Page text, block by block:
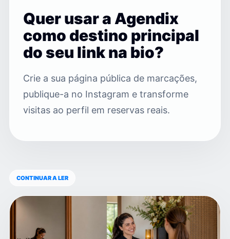
Quer usar a Agendix
como destino principal
do seu link na bio?
Crie a sua página pública de marcações,
publique-a no Instagram e transforme
visitas ao perfil em reservas reais.
CONTINUAR A LER